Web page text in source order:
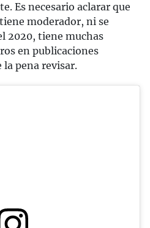
Es necesario aclarar que
moderador, ni se
2020, tiene muchas
en publicaciones
pena revisar.